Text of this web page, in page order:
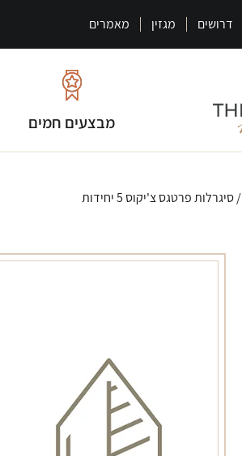
דרושים מגזין מאמרים
מבצעים חמים
/ סיגרלות פרטגס צ'יקוס 5 יחידות